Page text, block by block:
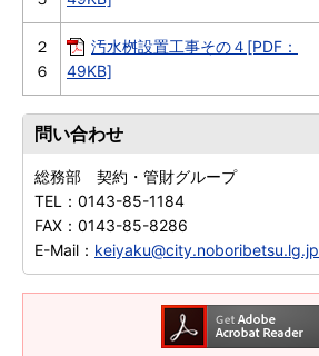
２
６
汚水桝設置工事その４[PDF：
49KB]
問い合わせ
総務部 契約・管財グループ
TEL： 0143-85-1184
FAX： 0143-85-8286
E-Mail： keiyaku@city.noboribetsu.lg.jp